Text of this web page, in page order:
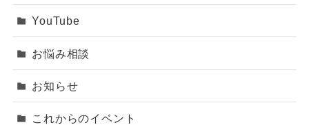
YouTube
お悩み相談
お知らせ
これからのイベント